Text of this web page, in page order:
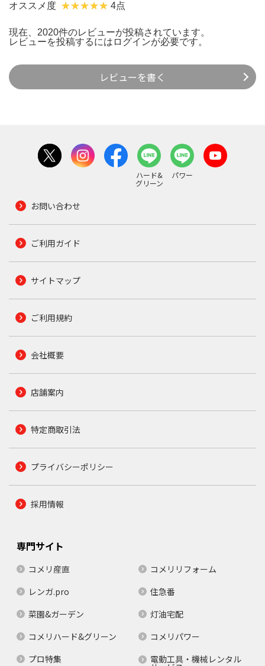
オススメ度 4点
現在、2020件のレビューが投稿されています。
レビューを投稿するには ログインが必要です。
レビューを書く
ハード&
グリーン
パワー
お問い合わせ
ご利用ガイド
サイトマップ
ご利用規約
会社概要
店舗案内
特定商取引法
プライバシーポリシー
採用情報
専門サイト
コメリ産直
コメリリフォーム
レンガ.pro
住急番
菜園&ガーデン
灯油宅配
コメリハード&グリーン
コメリパワー
プロ特集
電動工具・機械レンタル